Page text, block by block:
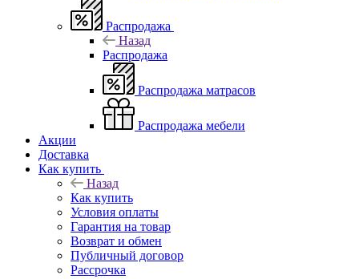
Распродажа
Назад
Распродажа
Распродажа матрасов
Распродажа мебели
Акции
Доставка
Как купить
Назад
Как купить
Условия оплаты
Гарантия на товар
Возврат и обмен
Публичный договор
Рассрочка